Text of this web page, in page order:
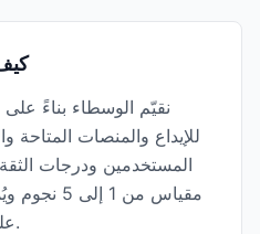
نقيّم الوسطاء بناءً على
للإيداع والمنصات المتاحة
المستخدمين ودرجات
على وضعه التنظيمي وسجله.